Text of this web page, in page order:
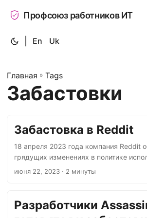
Профсоюз работников ИТ
En Uk
Главная » Tags
Забастовки
Забастовка в Reddit
18 апреля 2023 года компания Reddit
грядущих изменениях в политике
Позднее, 1 июня 2023 года, в
Изменения коснулись бесплатного
Теперь плата не взимается, если
июня 22, 2023 · 2 минуты
Разработчики